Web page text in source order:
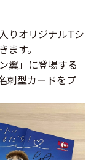
りオリジナルTシ
す。
翼」に登場する
刺型カードをプ